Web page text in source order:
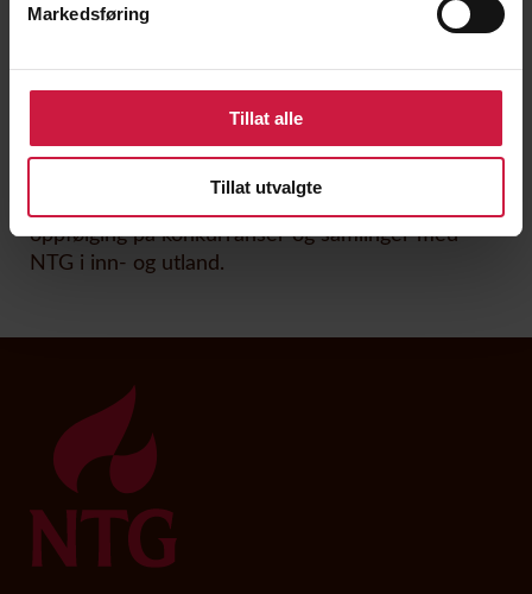
Markedsføring
Tillat alle
Tillat utvalgte
Utover det lovpålagte skoletilbudet tilbyr
Stiftelsen NTG i samarbeid med avdeling judo et
utvidet toppidrettstilbud. Det utvidede
toppidrettstilbudet innebærer en helhetlig
oppfølging på konkurranser og samlinger med
NTG i inn- og utland.